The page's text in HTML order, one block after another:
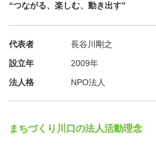
“つながる、楽しむ、動き出す”
代表者
長谷川剛之
設立年
2009年
法人格
NPO法人
まちづくり川口の法人活動理念